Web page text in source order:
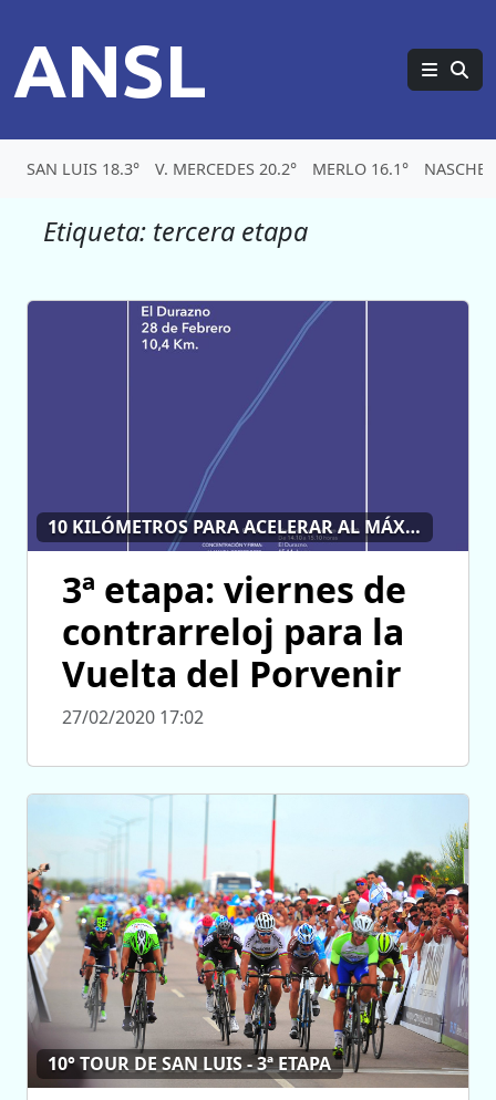
ANSL
SAN LUIS 18.3° V. MERCEDES 20.2° MERLO 16.1°
Etiqueta: tercera etapa
10 KILÓMETROS PARA ACELERAR AL MÁXIMO
3ª etapa: viernes de
contrarreloj para la
Vuelta del Porvenir
27/02/2020 17:02
10° TOUR DE SAN LUIS - 3ª ETAPA